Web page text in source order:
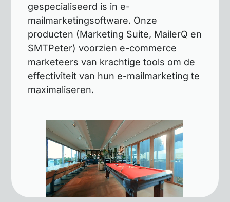
gespecialiseerd is in e-
mailmarketingsoftware. Onze
producten (Marketing Suite, MailerQ en
SMTPeter) voorzien e-commerce
marketeers van krachtige tools om de
effectiviteit van hun e-mailmarketing te
maximaliseren.